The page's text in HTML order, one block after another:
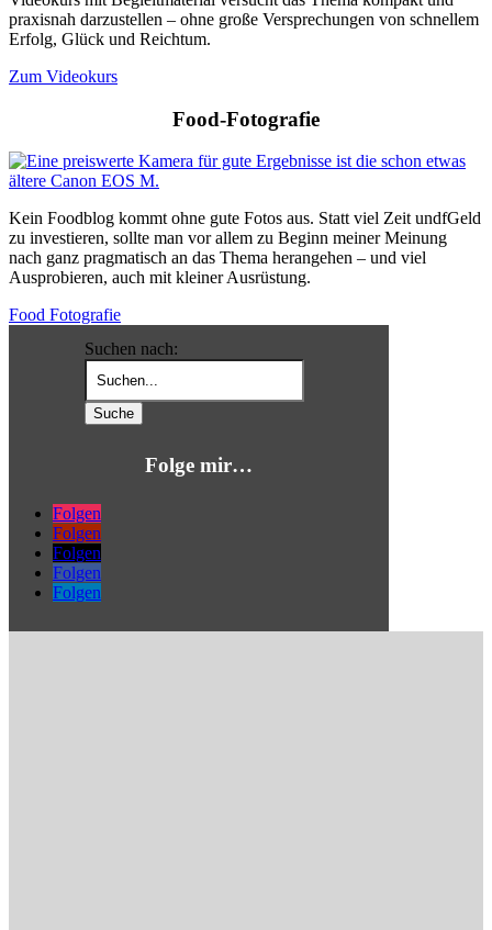
praxisnah darzustellen – ohne große Versprechungen von schnellem
Erfolg, Glück und Reichtum.
Zum Videokurs
Food-Fotografie
Kein Foodblog kommt ohne gute Fotos aus. Statt viel Zeit undfGeld
zu investieren, sollte man vor allem zu Beginn meiner Meinung
nach ganz pragmatisch an das Thema herangehen – und viel
Ausprobieren, auch mit kleiner Ausrüstung.
Food Fotografie
Suchen nach:
Folge mir…
Folgen
Folgen
Folgen
Folgen
Folgen